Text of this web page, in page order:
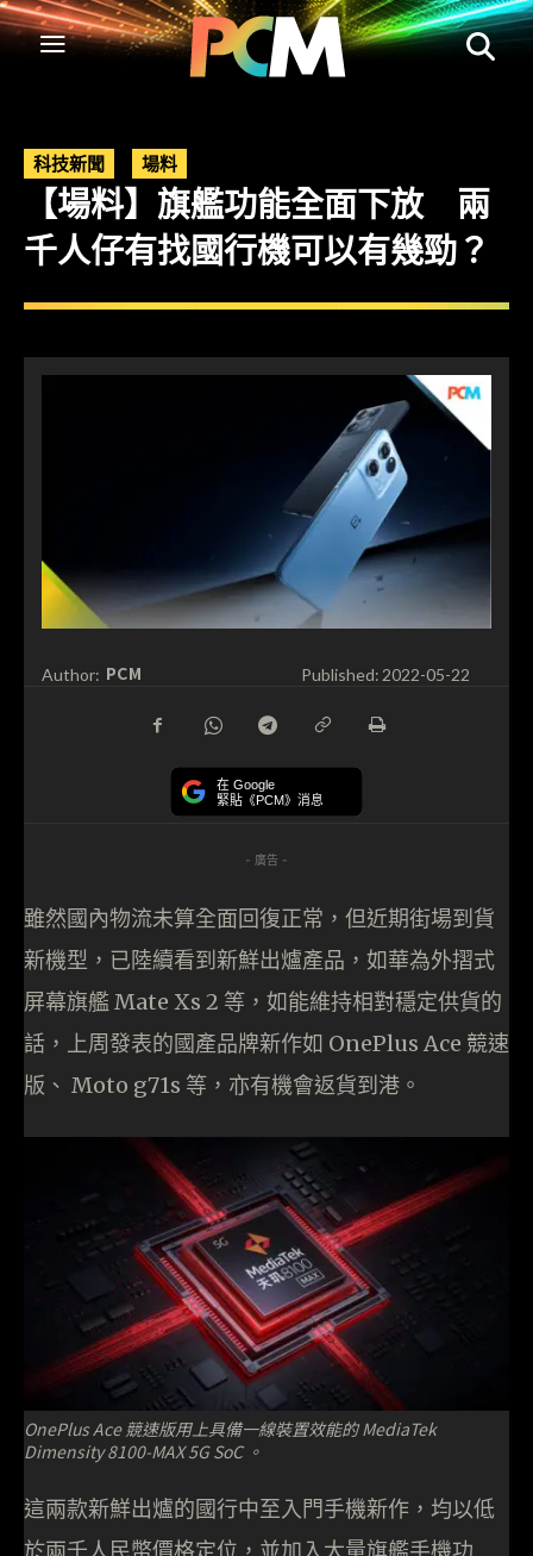
科技新聞 場料
【場料】旗艦功能全面下放 兩
千人仔有找國行機可以有幾勁？
Author: PCM Published: 2022-05-22
在 Google
緊貼《PCM》消息
- 廣告 -
雖然國內物流未算全面回復正常，但近期街場到貨
新機型，已陸續看到新鮮出爐產品，如華為外摺式
屏幕旗艦 Mate Xs 2 等，如能維持相對穩定供貨的
話，上周發表的國產品牌新作如 OnePlus Ace 競速
版、 Moto g71s 等，亦有機會返貨到港。
OnePlus Ace 競速版用上具備一線裝置效能的 MediaTek
Dimensity 8100-MAX 5G SoC 。
這兩款新鮮出爐的國行中至入門手機新作，均以低